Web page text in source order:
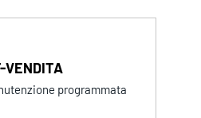
VENDITA
programmata